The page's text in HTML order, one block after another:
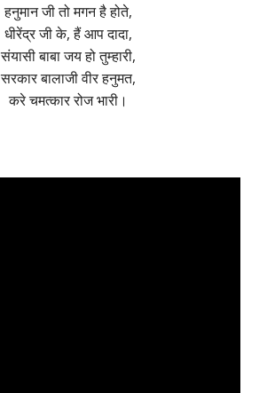
हनुमान जी तो मगन है होते,
धीरेंद्र जी के, हैं आप दादा,
संयासी बाबा जय हो तुम्हारी,
सरकार बालाजी वीर हनुमत,
करे चमत्कार रोज भारी।